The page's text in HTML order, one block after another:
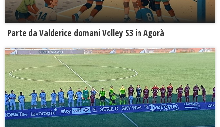
Parte da Valderice domani Volley S3 in Agorà